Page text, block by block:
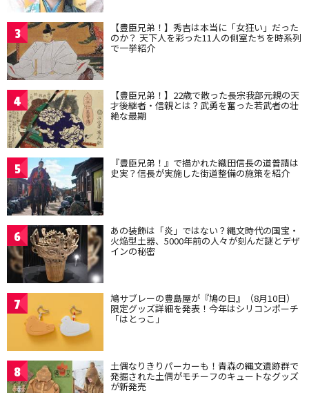
3 【豊臣兄弟！】秀吉は本当に「女狂い」だった
のか？ 天下人を彩った11人の側室たちを時系列
で一挙紹介
4 【豊臣兄弟！】22歳で散った長宗我部元親の天
才後継者・信親とは？武勇を奮った若武者の壮
絶な最期
5 『豊臣兄弟！』で描かれた織田信長の道普請は
史実？信長が実施した街道整備の施策を紹介
6 あの装飾は「炎」ではない？縄文時代の国宝・
火焔型土器、5000年前の人々が刻んだ謎とデザ
インの秘密
7 鳩サブレーの豊島屋が『鳩の日』（8月10日）
限定グッズ詳細を発表！今年はシリコンポーチ
「はとっこ」
8 土偶なりきりパーカーも！青森の縄文遺跡群で
発掘された土偶がモチーフのキュートなグッズ
が新発売